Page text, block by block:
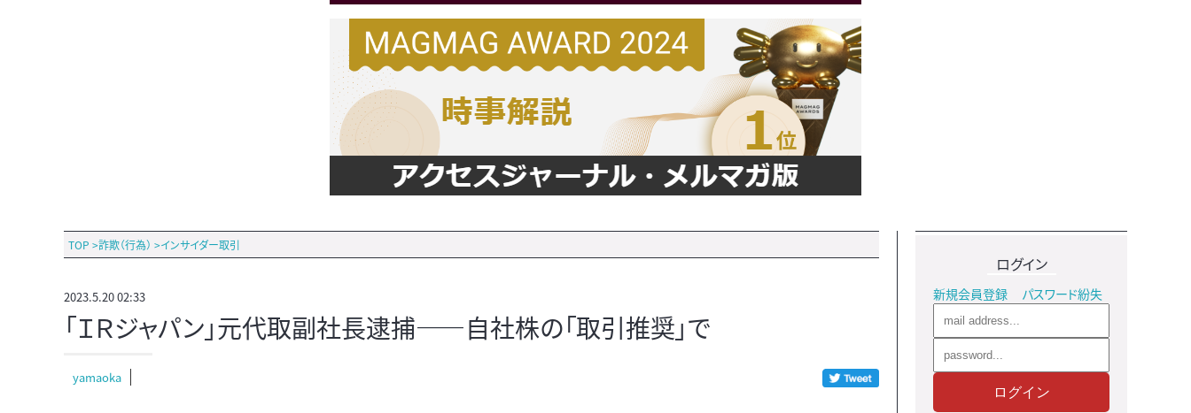
TOP >詐欺（行為） >インサイダー取引
2023.5.20 02:33
「ＩＲジャパン」元代取副社長逮捕――自社株の「取引推奨」で
yamaoka
ログイン
新規会員登録 パスワード紛失
ログイン